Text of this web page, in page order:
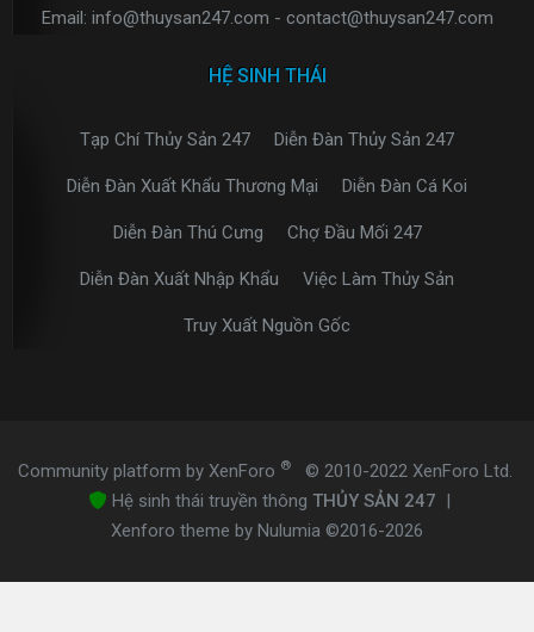
Email: info@thuysan247.com - contact@thuysan247.com
HỆ SINH THÁI
Tạp Chí Thủy Sản 247 Diễn Đàn Thủy Sản 247
Diễn Đàn Xuất Khẩu Thương Mại Diễn Đàn Cá Koi
Diễn Đàn Thú Cưng Chợ Đầu Mối 247
Diễn Đàn Xuất Nhập Khẩu Việc Làm Thủy Sản
Truy Xuất Nguồn Gốc
Community platform by XenForo ®
© 2010-2022 XenForo Ltd.
Hệ sinh thái truyền thông THỦY SẢN 247 |
Xenforo theme by Nulumia ©2016-2026